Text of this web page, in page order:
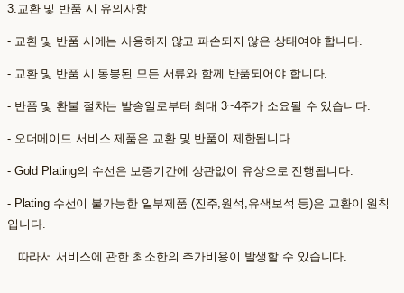
3.교환 및 반품 시 유의사항
- 교환 및 반품 시에는 사용하지 않고 파손되지 않은 상태여야 합니다.
- 교환 및 반품 시 동봉된 모든 서류와 함께 반품되어야 합니다.
- 반품 및 환불 절차는 발송일로부터 최대 3~4주가 소요될 수 있습니다.
- 오더메이드 서비스 제품은 교환 및 반품이 제한됩니다.
- Gold Plating의 수선은 보증기간에 상관없이 유상으로 진행됩니다.
- Plating 수선이 불가능한 일부제품 (진주,원석,유색보석 등)은 교환이 원칙
입니다.
따라서 서비스에 관한 최소한의 추가비용이 발생할 수 있습니다.